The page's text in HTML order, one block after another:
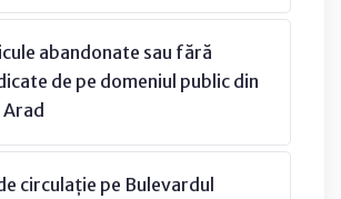
abandonate sau fără
de pe domeniul public din
Arad
circulație pe Bulevardul